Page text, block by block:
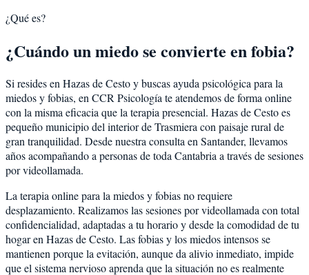
¿Qué es?
¿Cuándo un miedo se convierte en fobia?
Si resides en Hazas de Cesto y buscas ayuda psicológica para la
miedos y fobias, en CCR Psicología te atendemos de forma online
con la misma eficacia que la terapia presencial. Hazas de Cesto es
pequeño municipio del interior de Trasmiera con paisaje rural de
gran tranquilidad. Desde nuestra consulta en Santander, llevamos
años acompañando a personas de toda Cantabria a través de sesiones
por videollamada.
La terapia online para la miedos y fobias no requiere
desplazamiento. Realizamos las sesiones por videollamada con total
confidencialidad, adaptadas a tu horario y desde la comodidad de tu
hogar en Hazas de Cesto. Las fobias y los miedos intensos se
mantienen porque la evitación, aunque da alivio inmediato, impide
que el sistema nervioso aprenda que la situación no es realmente